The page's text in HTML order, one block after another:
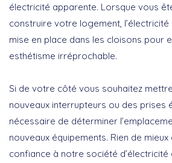
électricité apparente. Lorsque vous
construire votre logement,
mise en place dans les cloisons pour
esthétisme irréprochable.
Si de votre côté vous souhaitez
nouveaux interrupteurs ou des prises
nécessaire de déterminer
nouveaux équipements. Rien de
confiance à notre société